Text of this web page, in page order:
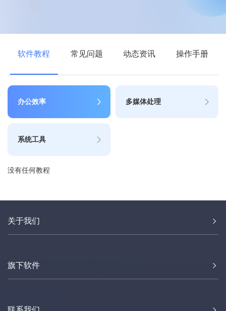
软件教程 常见问题 动态资讯 操作手册
办公效率 多媒体处理
系统工具
没有任何教程
关于我们
旗下软件